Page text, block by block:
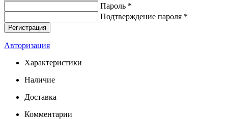
Пароль *
Подтверждение пароля *
Авторизация
Характеристики
Наличие
Доставка
Комментарии